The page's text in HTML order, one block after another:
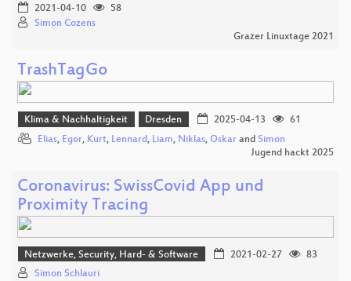
2021-04-10
58
Simon Cozens
Grazer Linuxtage 2021
TrashTagGo
Klima & Nachhaltigkeit Dresden 2025-04-13
61
Elias, Egor, Kurt, Lennard, Liam, Niklas, Oskar and Simon
Jugend hackt 2025
Coronavirus: SwissCovid App und
Proximity Tracing
Netzwerke, Security, Hard- & Software 2021-02-27
83
Simon Schlauri